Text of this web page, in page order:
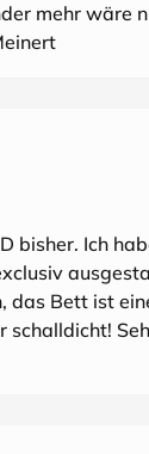
mehr wäre
bisher. Ich
das Bett ist
schalldicht!